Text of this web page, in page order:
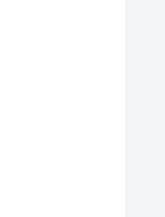
ントン条約で国
設が少なく、珍し